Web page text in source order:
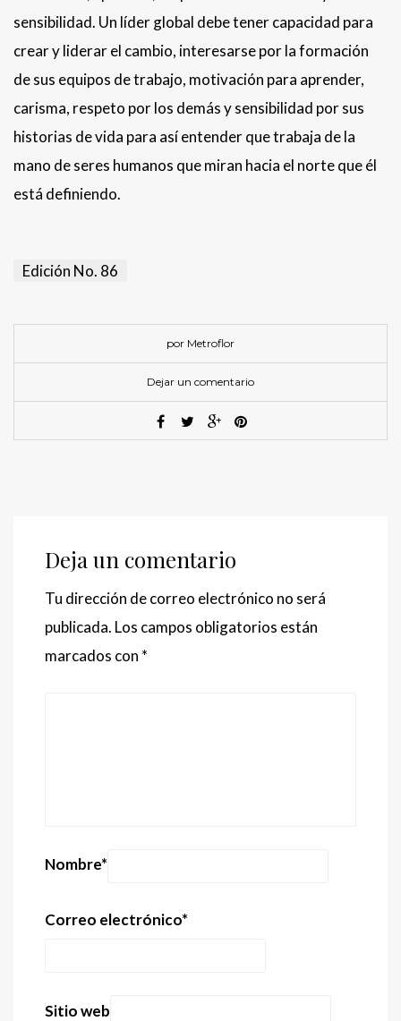
sensibilidad. Un líder global debe tener capacidad para
crear y liderar el cambio, interesarse por la formación
de sus equipos de trabajo, motivación para aprender,
carisma, respeto por los demás y sensibilidad por sus
historias de vida para así entender que trabaja de la
mano de seres humanos que miran hacia el norte que él
está definiendo.
Edición No. 86
por Metroflor
Dejar un comentario
Deja un comentario
Tu dirección de correo electrónico no será
publicada. Los campos obligatorios están
marcados con *
Nombre*
Correo electrónico*
Sitio web